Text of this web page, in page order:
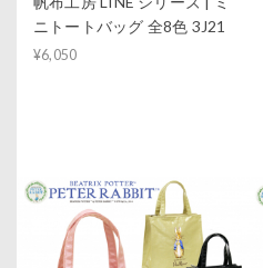
ニトートバッグ 全8色 3J21
¥6,050